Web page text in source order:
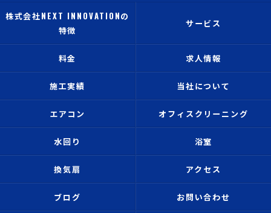
株式会社NEXT INNOVATIONの
特徴
サービス
料金 求人情報
施工実績 当社について
エアコン オフィスクリーニング
水回り 浴室
換気扇 アクセス
ブログ お問い合わせ